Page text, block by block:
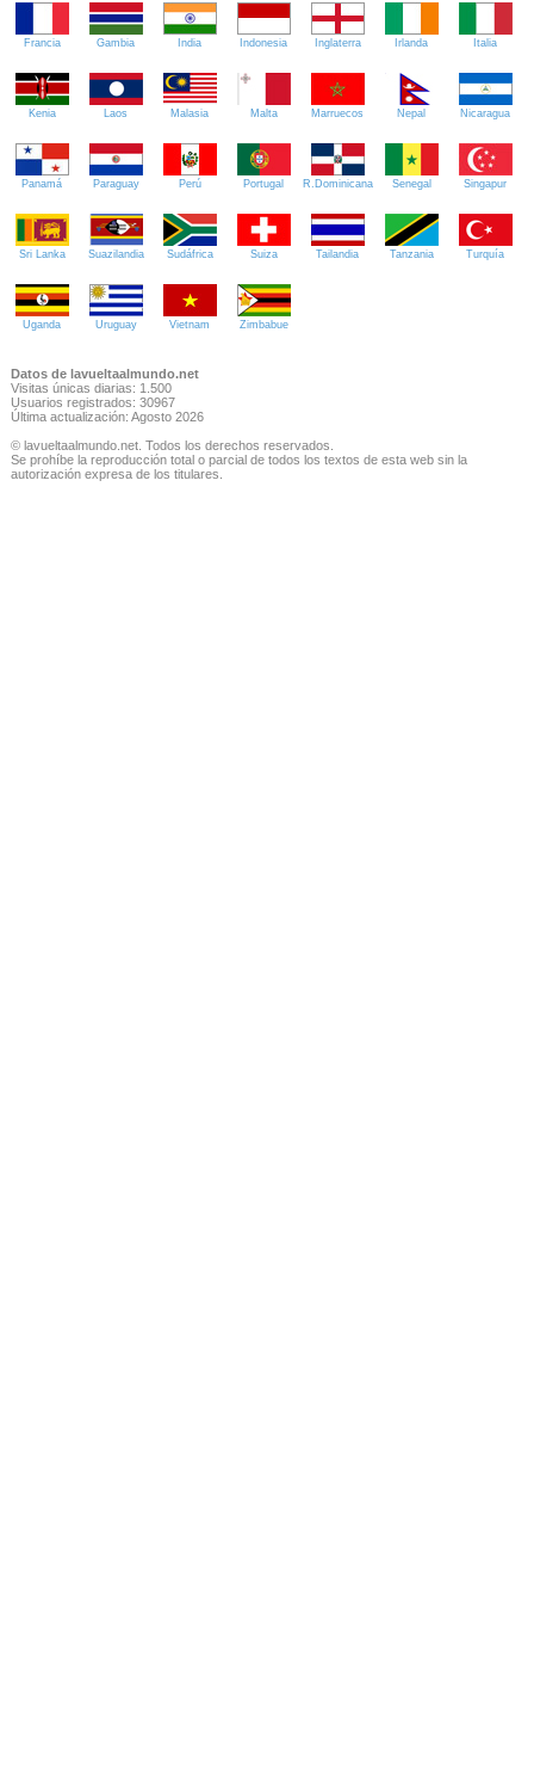
Francia Gambia India Indonesia Inglaterra Irlanda Italia
Kenia Laos Malasia Malta Marruecos Nepal Nicaragua
Panamá Paraguay Perú Portugal R.Dominicana Senegal Singapur
Sri Lanka Suazilandia Sudáfrica Suiza Tailandia Tanzania Turquía
Uganda Uruguay Vietnam Zimbabue
Datos de lavueltaalmundo.net
Visitas únicas diarias: 1.500
Usuarios registrados: 30967
Última actualización: Agosto 2026
© lavueltaalmundo.net. Todos los derechos reservados.
Se prohíbe la reproducción total o parcial de todos los textos de esta web sin la
autorización expresa de los titulares.